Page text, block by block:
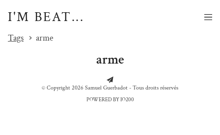
I'M BEAT...
Tags arme
arme
© Copyright 2026 Samuel Guerbadot - Tous droits réservés
POWERED BY IO200